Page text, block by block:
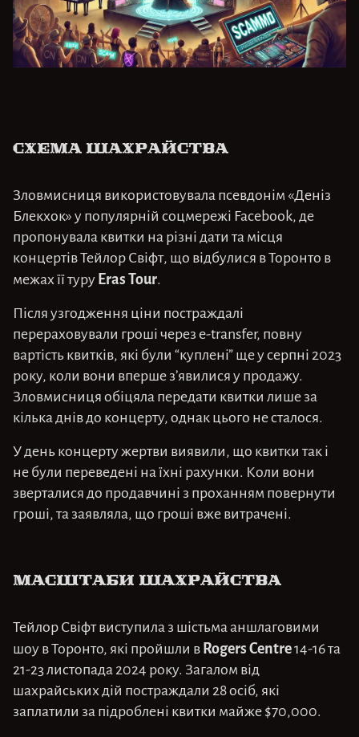
Схема шахрайства
Зловмисниця використовувала псевдонім «Деніз
Блекхок» у популярній соцмережі Facebook, де
пропонувала квитки на різні дати та місця
концертів Тейлор Свіфт, що відбулися в Торонто в
межах її туруEras Tour.
Після узгодження ціни постраждалі
перераховували гроші через e-transfer, повну
вартість квитків, які були “куплені” ще у серпні 2023
року, коли вони вперше з’явилися у продажу.
Зловмисниця обіцяла передати квитки лише за
кілька днів до концерту, однак цього не сталося.
У день концерту жертви виявили, що квитки так і
не були переведені на їхні рахунки. Коли вони
зверталися до продавчині з проханням повернути
гроші, та заявляла, що гроші вже витрачені.
Масштаби шахрайства
Тейлор Свіфт виступила з шістьма аншлаговими
шоу в Торонто, які пройшли вRogers Centre14-16 та
21-23 листопада 2024 року. Загалом від
шахрайських дій постраждали 28 осіб, які
заплатили за підроблені квитки майже $70,000.